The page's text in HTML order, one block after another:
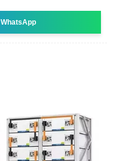
WhatsApp